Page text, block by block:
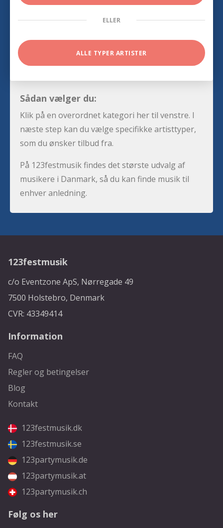
ELLER
ALLE TYPER ARTISTER
Sådan vælger du:
Klik på en overordnet kategori her til venstre. I
næste step kan du vælge specifikke artisttyper,
som du ønsker tilbud fra.
På 123festmusik findes det største udvalg af
musikere i Danmark, så du kan finde musik til
enhver anledning.
123festmusik
c/o Eventzone ApS, Nørregade 49
7500 Holstebro, Denmark
CVR: 43349414
Information
FAQ
Regler og betingelser
Blog
Kontakt
123festmusik.dk
123festmusik.se
123partymusik.de
123partymusik.at
123partymusik.ch
Følg os her